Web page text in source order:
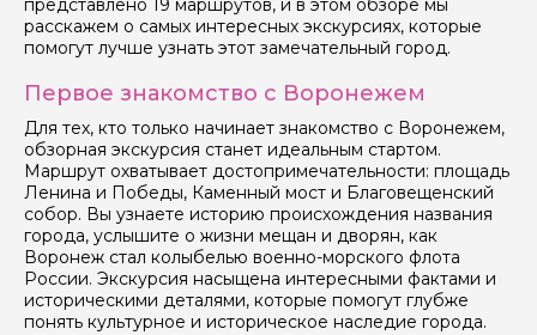
представлено 19 маршрутов, и в этом обзоре мы
расскажем о самых интересных экскурсиях, которые
помогут лучше узнать этот замечательный город.
Первое знакомство с Воронежем
Для тех, кто только начинает знакомство с Воронежем,
обзорная экскурсия станет идеальным стартом.
Маршрут охватывает достопримечательности: площадь
Ленина и Победы, Каменный мост и Благовещенский
собор. Вы узнаете историю происхождения названия
города, услышите о жизни мещан и дворян, как
Воронеж стал колыбелью военно-морского флота
России. Экскурсия насыщена интересными фактами и
историческими деталями, которые помогут глубже
понять культурное и историческое наследие города.
Я даю своё согласие на обработку персональных
данных
Отправить